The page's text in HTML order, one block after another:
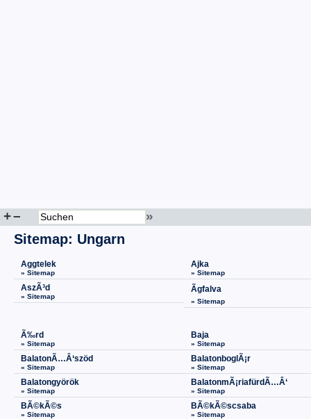
+– »
Sitemap: Ungarn
Aggtelek
» Sitemap
Ajka
» Sitemap
AszÃ³d
» Sitemap
Ãgfalva
» Sitemap
Ã‰rd
» Sitemap
Baja
» Sitemap
BalatonÃ…Â‘szöd
» Sitemap
BalatonboglÃ¡r
» Sitemap
Balatongyörök
» Sitemap
BalatonmÃ¡riafürdÃ…Â‘
» Sitemap
BÃ©kÃ©s
» Sitemap
BÃ©kÃ©scsaba
» Sitemap